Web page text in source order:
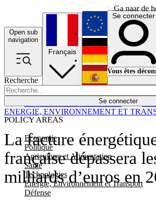
Ga naar de
Open sub
navigation
Recherche
Se connecter
POLICY AREAS
Economie
Politique
Agriculture et Alimentation
Santé
Technologies
Energie, Environnement et Transport
Défense
Économie
Français
English
Deutsch
Español
Se connecter
Vous êtes
La facture
française dépassera
milliards d’euros en
ENERGIE, ENVIRONNEMENT ET